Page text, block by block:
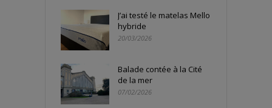
J’ai testé le matelas Mello
hybride
20/03/2026
Balade contée à la Cité
de la mer
07/02/2026